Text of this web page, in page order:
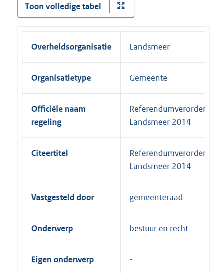
Toon volledige tabel
Overheidsorganisatie Landsmeer
Organisatietype Gemeente
Officiële naam
regeling
Landsmeer 2014
Citeertitel
Landsmeer 2014
Vastgesteld door gemeenteraad
Onderwerp bestuur en recht
Eigen onderwerp